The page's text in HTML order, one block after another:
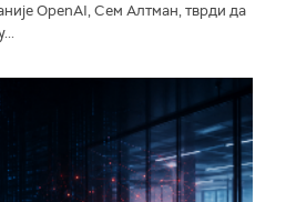
OpenAI, Сем Алтман, тврди да